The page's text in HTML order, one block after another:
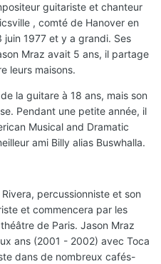
guitariste et chanteur
, comté de Hanover en
juin 1977 et y a grandi. Ses
Mraz avait 5 ans, il partage
leurs maisons.
la guitare à 18 ans, mais son
Pendant une petite année, il
Musical and Dramatic
ami Billy alias Buswhalla.
percussionniste et son
et commencera par les
de Paris. Jason Mraz
ans (2001 - 2002) avec Toca
dans de nombreux cafés-